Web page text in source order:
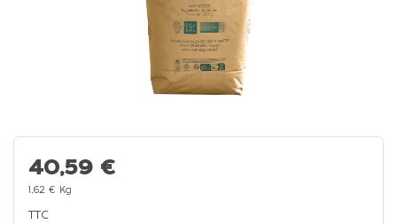
40,59 €
1,62 € Kg
TTC